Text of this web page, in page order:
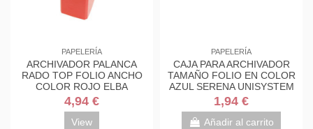
PAPELERÍA
ARCHIVADOR PALANCA
RADO TOP FOLIO ANCHO
COLOR ROJO ELBA
100023203
4,94 €
View
PAPELERÍA
CAJA PARA ARCHIVADOR
TAMAÑO FOLIO EN COLOR
AZUL SERENA UNISYSTEM
COLOR 17221033
1,94 €
Añadir al carrito